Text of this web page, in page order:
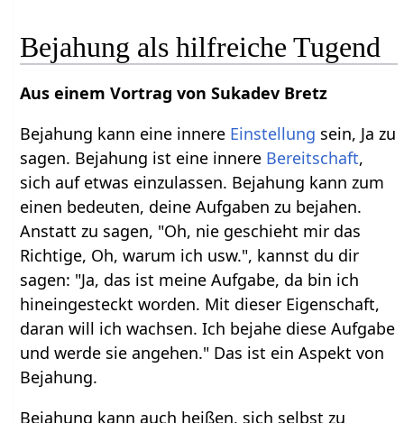
Bejahung als hilfreiche Tugend
Aus einem Vortrag von Sukadev Bretz
Bejahung kann eine innere Einstellung sein, Ja zu
sagen. Bejahung ist eine innere Bereitschaft,
sich auf etwas einzulassen. Bejahung kann zum
einen bedeuten, deine Aufgaben zu bejahen.
Anstatt zu sagen, "Oh, nie geschieht mir das
Richtige, Oh, warum ich usw.", kannst du dir
sagen: "Ja, das ist meine Aufgabe, da bin ich
hineingesteckt worden. Mit dieser Eigenschaft,
daran will ich wachsen. Ich bejahe diese Aufgabe
und werde sie angehen." Das ist ein Aspekt von
Bejahung.
Bejahung kann auch heißen, sich selbst zu